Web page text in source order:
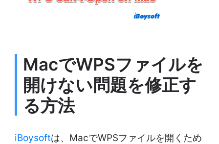
MacでWPSファイルを
開けない問題を修正す
る方法
iBoysoftは、MacでWPSファイルを開くため